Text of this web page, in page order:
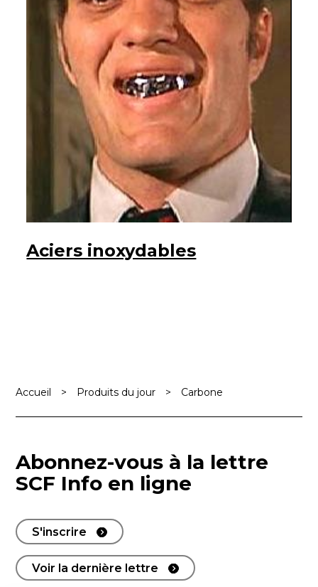
Aciers inoxydables
Accueil > Produits du jour > Carbone
Abonnez-vous à la lettre
SCF Info en ligne
S'inscrire
Voir la dernière lettre